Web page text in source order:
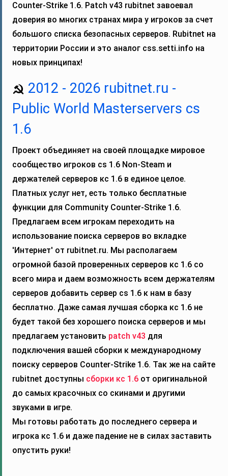
Counter-Strike 1.6. Patch v43 rubitnet завоевал
доверия во многих странах мира у игроков за счет
большого списка безопасных серверов. Rubitnet на
территории России и это аналог css.setti.info на
новых принципах!
2012 - 2026 rubitnet.ru -
Public World Masterservers cs
1.6
Проект объединяет на своей площадке мировое
сообщество игроков cs 1.6 Non-Steam и
держателей серверов кс 1.6 в единое целое.
Платных услуг нет, есть только бесплатные
функции для Community Counter-Strike 1.6.
Предлагаем всем игрокам переходить на
использование поиска серверов во вкладке
'Интернет' от rubitnet.ru. Мы располагаем
огромной базой проверенных серверов кс 1.6 со
всего мира и даем возможность всем держателям
серверов добавить сервер cs 1.6 к нам в базу
бесплатно. Даже самая лучшая сборка кс 1.6 не
будет такой без хорошего поиска серверов и мы
предлагаем установить patch v43 для
подключения вашей сборки к международному
поиску серверов Counter-Strike 1.6. Так же на сайте
rubitnet доступны сборки кс 1.6 от оригинальной
до самых красочных со скинами и другими
звуками в игре.
Мы готовы работать до последнего сервера и
игрока кс 1.6 и даже падение не в силах заставить
опустить руки!